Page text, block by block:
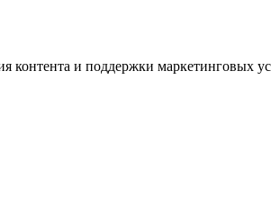
и поддержки маркетинговых